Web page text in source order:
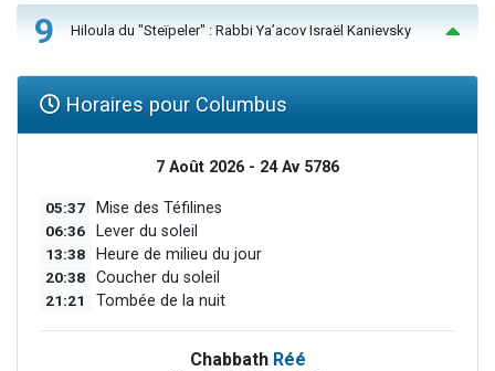
9 Hiloula du "Steïpeler" : Rabbi Ya’acov Israël Kanievsky
Horaires pour Columbus
7 Août 2026 - 24 Av 5786
05:37 Mise des Téfilines
06:36 Lever du soleil
13:38 Heure de milieu du jour
20:38 Coucher du soleil
21:21 Tombée de la nuit
Chabbath Réé